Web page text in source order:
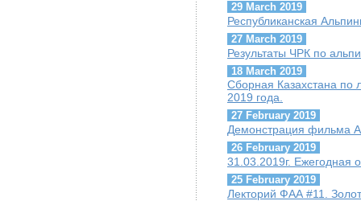
29 March 2019
Республиканская
27 March 2019
Результаты ЧРК по
18 March 2019
Сборная Казахстана по
2019 года.
27 February 2019
Демонстрация фильма
26 February 2019
31.03.2019г.
25 February 2019
Лекторий ФАА #11.